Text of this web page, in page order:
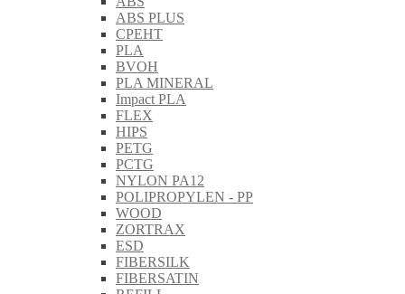
ABS PLUS
CPEHT
PLA
BVOH
PLA MINERAL
Impact PLA
FLEX
HIPS
PETG
PCTG
NYLON PA12
POLIPROPYLEN - PP
WOOD
ZORTRAX
ESD
FIBERSILK
FIBERSATIN